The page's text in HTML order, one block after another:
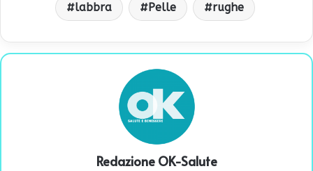
labbra Pelle rughe
Redazione OK-Salute